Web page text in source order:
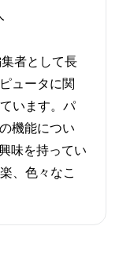
者として長
ュータに関
います。パ
機能につい
味を持ってい
、色々なこ